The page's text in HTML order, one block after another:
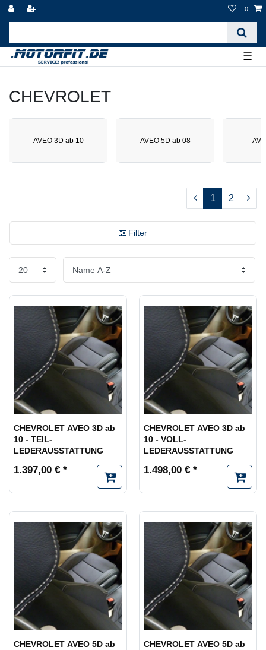
0
☰
CHEVROLET
AVEO 3D ab 10 AVEO 5D ab 08
1 2
Filter
CHEVROLET AVEO 3D ab
10 - TEIL-
LEDERAUSSTATTUNG
1.397,00 € *
CHEVROLET AVEO 3D ab
10 - VOLL-
LEDERAUSSTATTUNG
1.498,00 € *
CHEVROLET AVEO 5D ab
CHEVROLET AVEO 5D ab